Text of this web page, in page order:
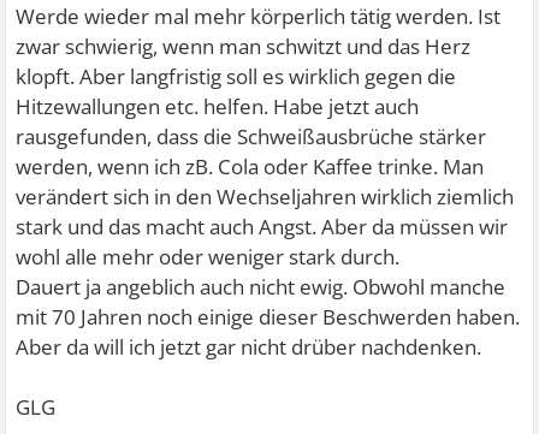
Werde wieder mal mehr körperlich tätig werden. Ist
zwar schwierig, wenn man schwitzt und das Herz
klopft. Aber langfristig soll es wirklich gegen die
Hitzewallungen etc. helfen. Habe jetzt auch
rausgefunden, dass die Schweißausbrüche stärker
werden, wenn ich zB. Cola oder Kaffee trinke. Man
verändert sich in den Wechseljahren wirklich ziemlich
stark und das macht auch Angst. Aber da müssen wir
wohl alle mehr oder weniger stark durch.
Dauert ja angeblich auch nicht ewig. Obwohl manche
mit 70 Jahren noch einige dieser Beschwerden haben.
Aber da will ich jetzt gar nicht drüber nachdenken.
GLG